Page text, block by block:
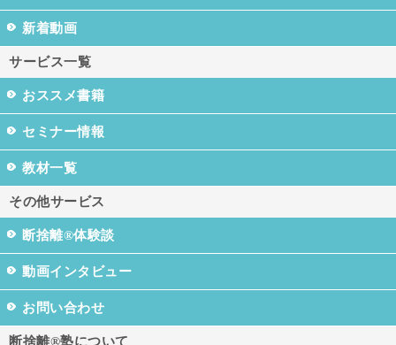
新着動画
サービス一覧
おススメ書籍
セミナー情報
教材一覧
その他サービス
断捨離®体験談
動画インタビュー
お問い合わせ
断捨離®塾について